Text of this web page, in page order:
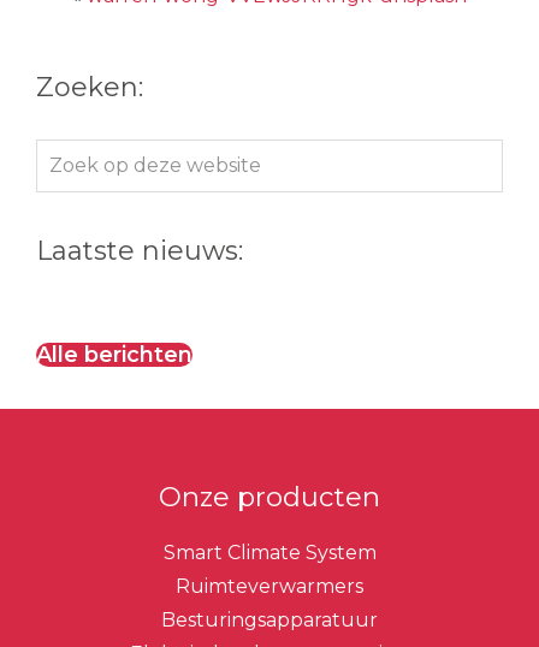
Zoeken:
Zoek
op
website
Laatste nieuws:
Alle berichten
Onze producten
Smart Climate System
Ruimteverwarmers
Besturingsapparatuur